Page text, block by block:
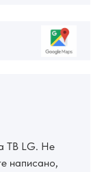
ТВ LG. Не
написано,